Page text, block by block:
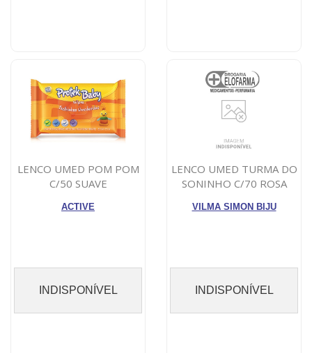
LENCO UMED POM POM
C/50 SUAVE
ACTIVE
INDISPONÍVEL
LENCO UMED TURMA DO
SONINHO C/70 ROSA
VILMA SIMON BIJU
INDISPONÍVEL